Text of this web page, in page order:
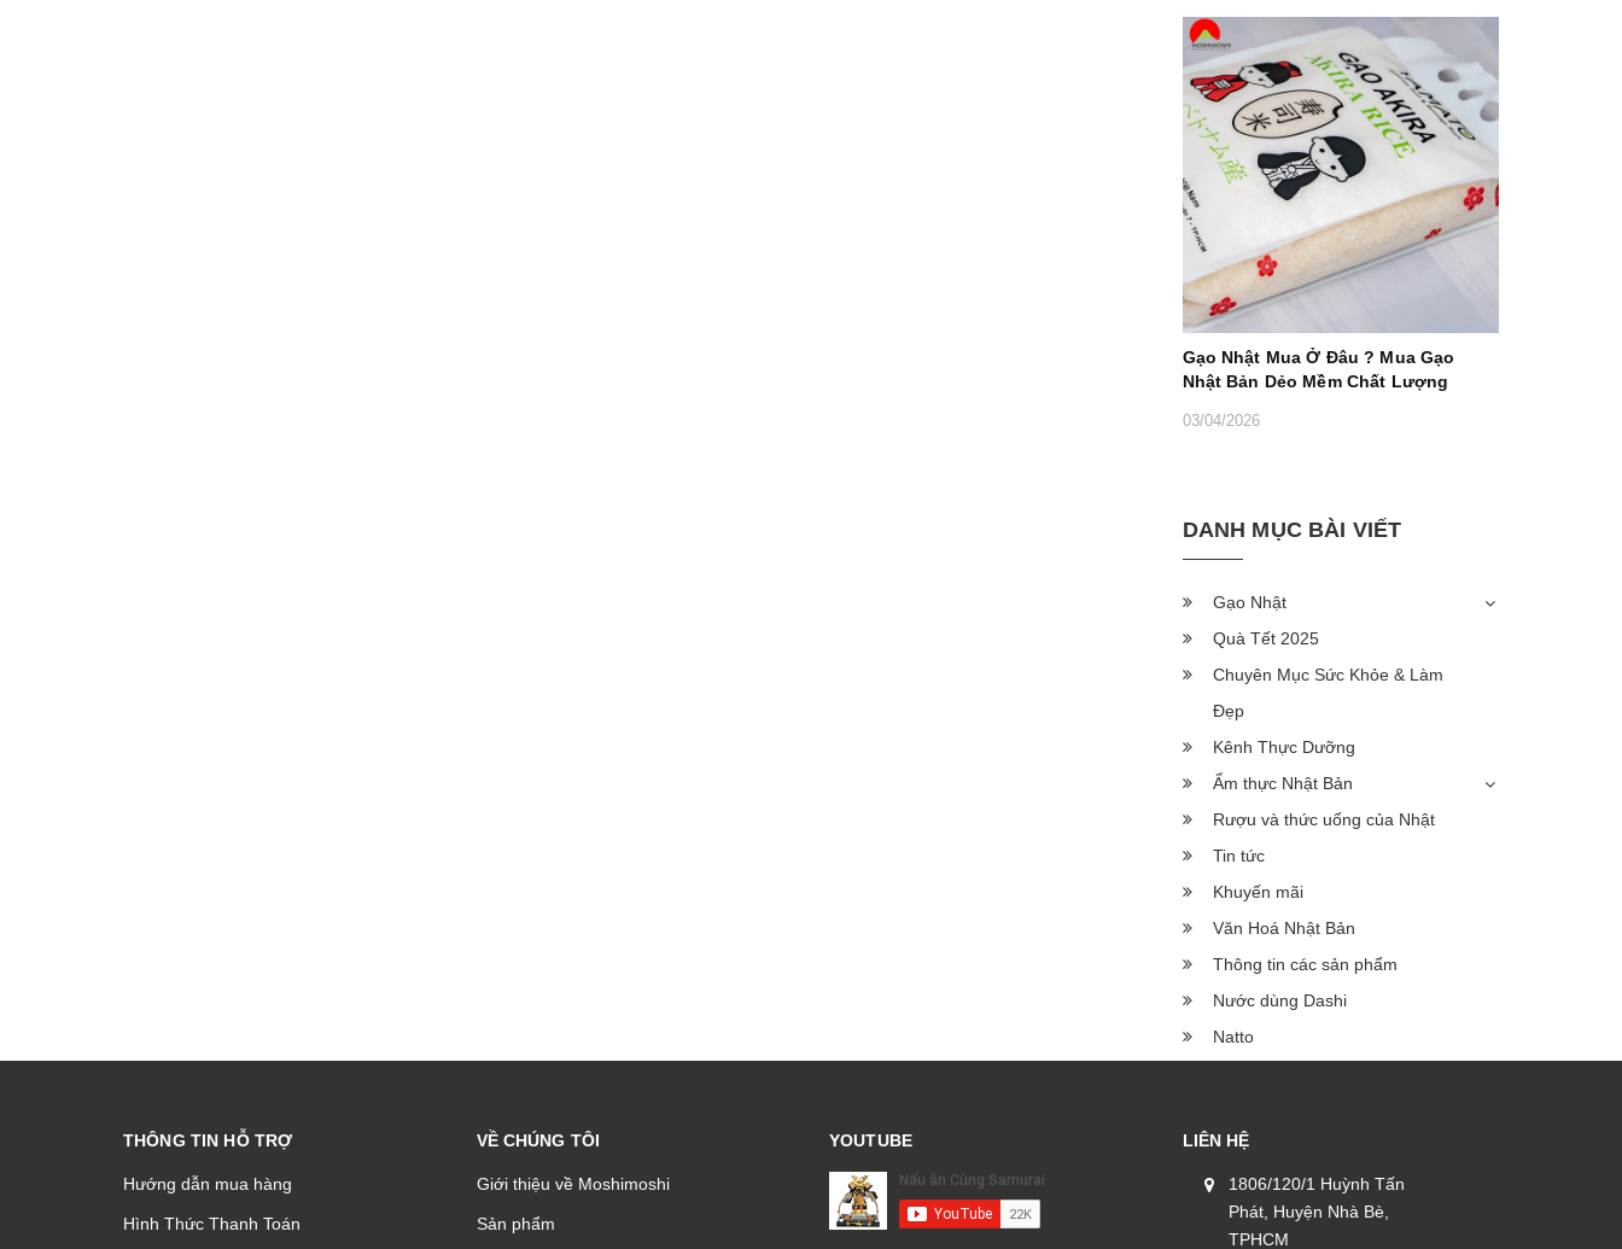
Gạo Nhật Mua Ở Đâu ? Mua Gạo
Nhật Bản Dẻo Mềm Chất Lượng
03/04/2026
DANH MỤC BÀI VIẾT
Gạo Nhật
Quà Tết 2025
Chuyên Mục Sức Khỏe & Làm
Đẹp
Kênh Thực Dưỡng
Ẩm thực Nhật Bản
Rượu và thức uống của Nhật
Tin tức
Khuyến mãi
Văn Hoá Nhật Bản
Thông tin các sản phẩm
Nước dùng Dashi
Natto
THÔNG TIN HỖ TRỢ
Hướng dẫn mua hàng
Hình Thức Thanh Toán
VỀ CHÚNG TÔI
Giới thiệu về Moshimoshi
Sản phẩm
YOUTUBE LIÊN HỆ
1806/120/1 Huỳnh Tấn
Phát, Huyện Nhà Bè,
TPHCM